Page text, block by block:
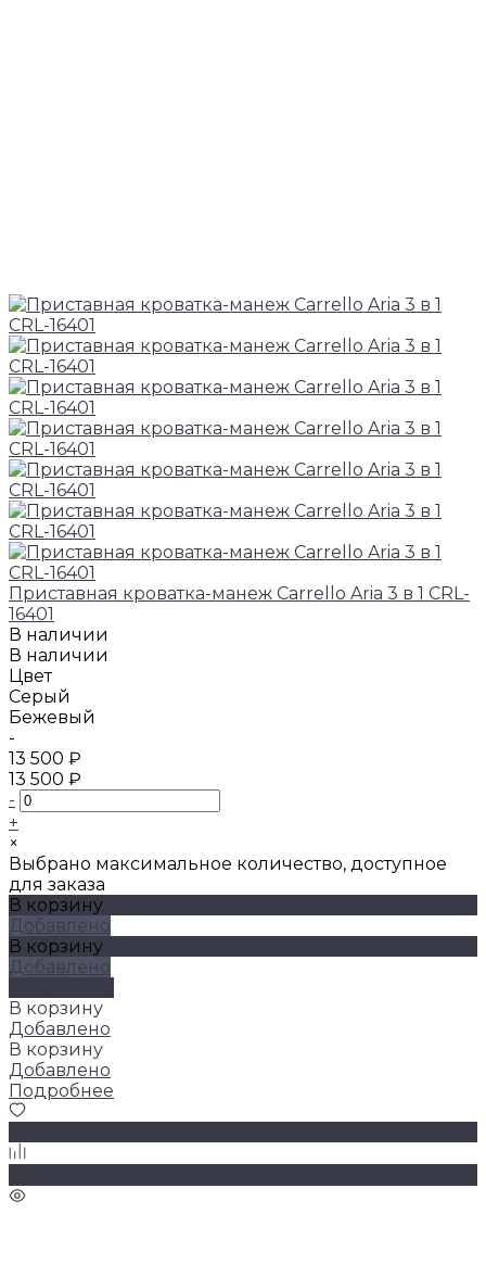
Приставная кроватка-манеж Carrello Aria 3 в 1 CRL-
16401
В наличии
В наличии
Цвет
Серый
Бежевый
-
13 500 ₽
13 500 ₽
-
+
×
Выбрано максимальное количество, доступное
для заказа
В корзину
Добавлено
В корзину
Добавлено
В корзину
Добавлено
В корзину
Добавлено
Подробнее